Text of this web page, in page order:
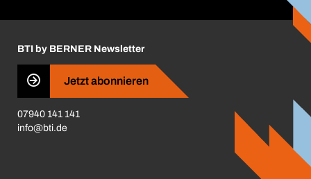
Insektenschutzplaner
Haftungsausschluss
Qualitätsmanagement
Zertifikate
CVV-Liste
BTI by BERNER Newsletter
Jetzt abonnieren
07940 141 141
info@bti.de